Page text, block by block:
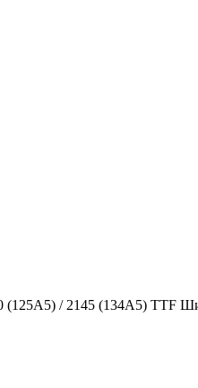
(125A5) / 2145 (134A5) TTF